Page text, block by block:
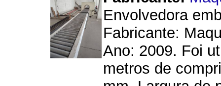
Envolvedora
Fabricante:
Ano: 2009. Foi
metros de